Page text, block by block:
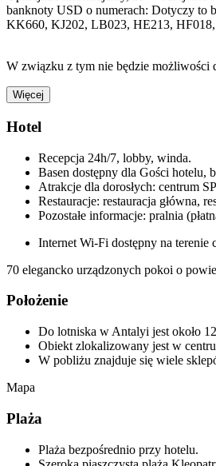
banknoty USD o numerach: Dotyczy to
KK660, KJ202, LB023, HE213,
W związku z tym nie będzie możliwości
Więcej
Hotel
Recepcja 24h/7, lobby, winda.
Basen dostępny dla Gości hotelu,
Atrakcje dla dorosłych: centrum
Restauracje: restauracja główna,
Pozostałe informacje: pralnia
Internet Wi-Fi dostępny na terenie
70 elegancko urządzonych pokoi o
Położenie
Do lotniska w Antalyi jest około
Obiekt zlokalizowany jest w
W pobliżu znajduje się wiele
Mapa
Plaża
Plaża bezpośrednio przy hotelu.